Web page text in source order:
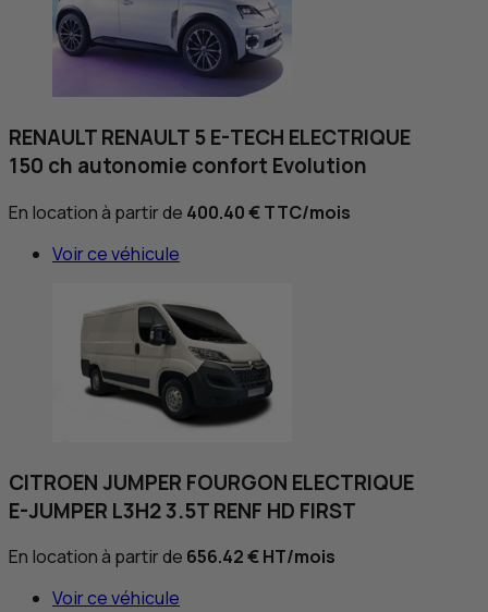
RENAULT RENAULT 5 E-TECH ELECTRIQUE
150 ch autonomie confort Evolution
En location à partir de 400.40 €TTC/mois
Voir ce véhicule
CITROEN JUMPER FOURGON ELECTRIQUE
E-JUMPER L3H2 3.5T RENF HD FIRST
En location à partir de 656.42 €HT/mois
Voir ce véhicule